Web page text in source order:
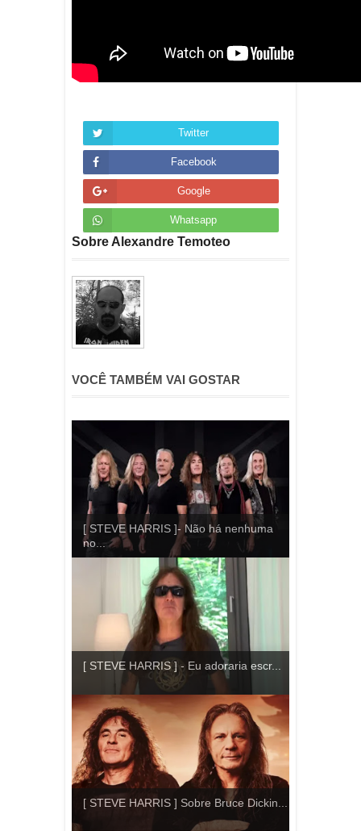
Twitter
Facebook
Google
Whatsapp
Sobre Alexandre Temoteo
VOCÊ TAMBÉM VAI GOSTAR
[ STEVE HARRIS ]- Não há nenhuma
no...
[ STEVE HARRIS ] - Eu adoraria escr...
[ STEVE HARRIS ] Sobre Bruce Dickin...